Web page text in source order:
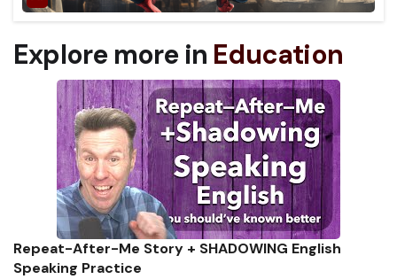
Explore more in Education
Repeat-After-Me Story + SHADOWING English
Speaking Practice